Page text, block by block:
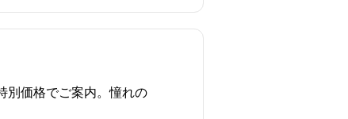
別価格でご案内。憧れの